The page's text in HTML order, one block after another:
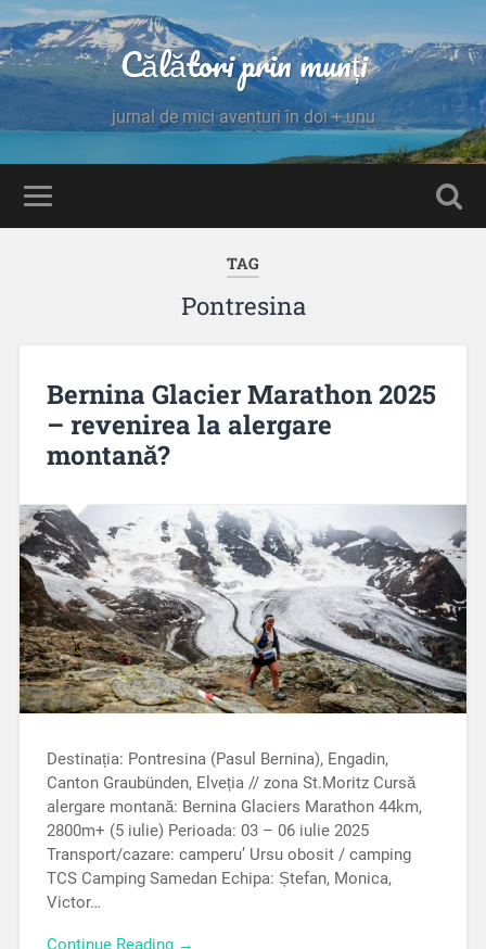
Călători prin munți
jurnal de mici aventuri în doi + unu
TAG
Pontresina
Bernina Glacier Marathon 2025
– revenirea la alergare
montană?
Destinația: Pontresina (Pasul Bernina), Engadin,
Canton Graubünden, Elveția // zona St.Moritz Cursă
alergare montană: Bernina Glaciers Marathon 44km,
2800m+ (5 iulie) Perioada: 03 – 06 iulie 2025
Transport/cazare: camperu’ Ursu obosit / camping
TCS Camping Samedan Echipa: Ștefan, Monica,
Victor…
Continue Reading →